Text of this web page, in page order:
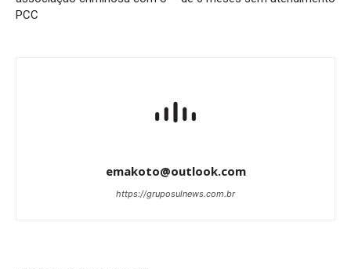
PCC
emakoto@outlook.com
https://gruposulnews.com.br